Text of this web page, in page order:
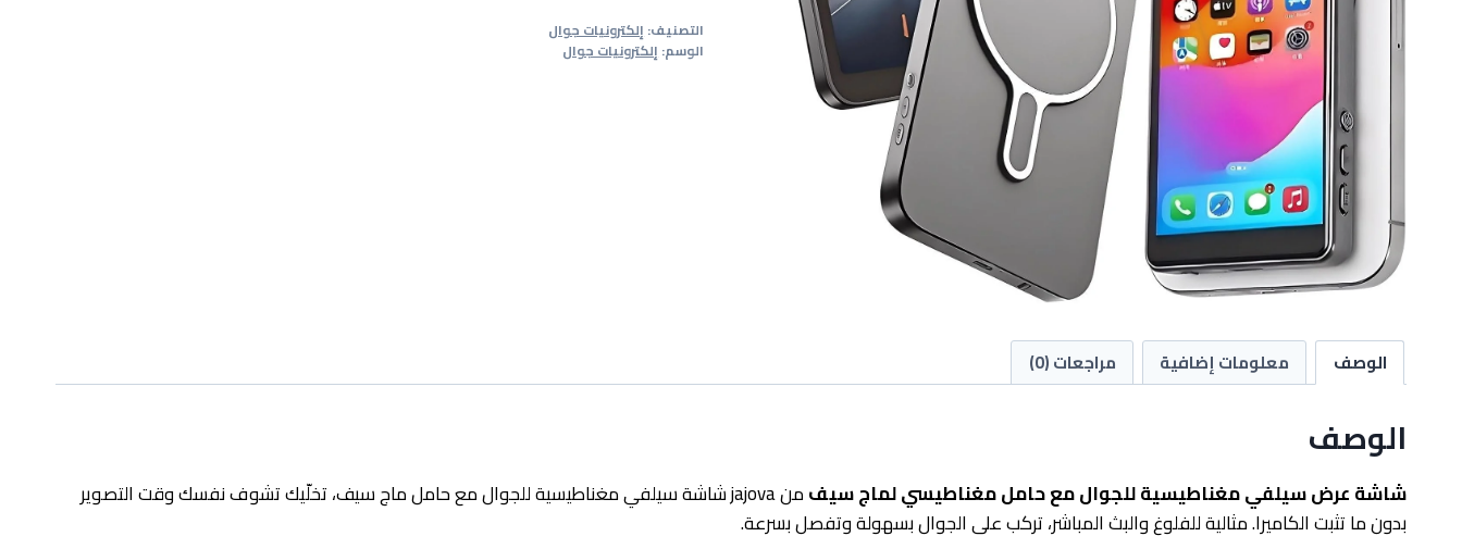
سيلفي
مغناطيسية
التصنيف: إلكترونيات جوال
الوسم: إلكترونيات جوال
الوصف معلومات إضافية مراجعات (0)
الوصف
شاشة عرض سيلفي مغناطيسية للجوال مع حامل مغناطيسي لماج سيف
من jajova شاشة سيلفي مغناطيسية للجوال مع حامل ماج سيف، تخلّيك تشوف نفسك وقت التصوير
بدون ما تثبت الكاميرا. مثالية للفلوغ والبث المباشر، تركب على الجوال بسهولة وتفصل بسرعة.